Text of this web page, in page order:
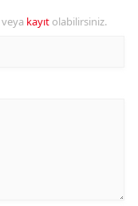
kayıt olabilirsiniz.